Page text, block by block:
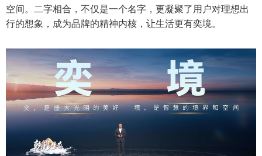
空间。二字相合，不仅是一个名字，更凝聚了用户对理想出
行的想象，成为品牌的精神内核，让生活更有奕境。